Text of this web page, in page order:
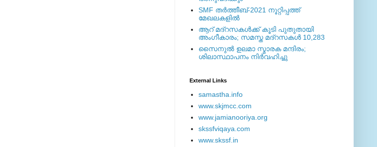
SMF തര്‍ത്തീബ്-2021 നൂറ്റിപ്പത്ത്
മേഖലകളില്‍
ആറ് മദ്റസകള്‍ക്ക് കൂടി പുതുതായി
അംഗീകാരം; സമസ്ത മദ്റസകള്‍ 10,283
സൈനുല്‍ ഉലമാ സ്മാരക മന്ദിരം;
ശിലാസ്ഥാപനം നിര്‍വഹിച്ചു
External ‎Links
samastha.info
www.skjmcc.com
www.jamianooriya.org
skssfviqaya.com
www.skssf.in